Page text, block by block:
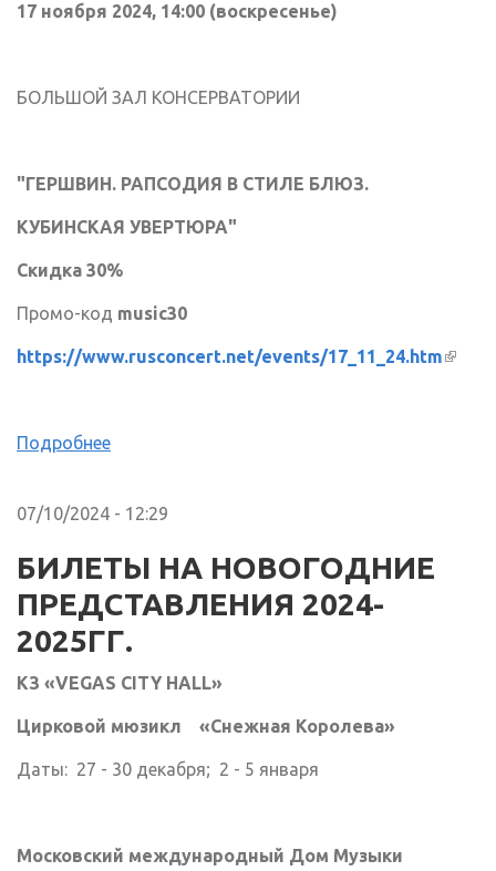
17 ноября 2024, 14:00 (воскресенье)
БОЛЬШОЙ ЗАЛ КОНСЕРВАТОРИИ
"ГЕРШВИН. РАПСОДИЯ В СТИЛЕ БЛЮЗ.
КУБИНСКАЯ УВЕРТЮРА"
Скидка 30%
Промо-код music30
https://www.rusconcert.net/events/17_11_24.htm
Подробнее
07/10/2024 - 12:29
БИЛЕТЫ НА НОВОГОДНИЕ
ПРЕДСТАВЛЕНИЯ 2024-
2025ГГ.
КЗ «VEGAS CITY HALL»
Цирковой мюзикл «Снежная Королева»
Даты: 27 - 30 декабря; 2 - 5 января
Московский международный Дом Музыки